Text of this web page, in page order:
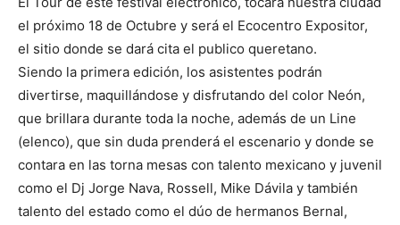
el próximo 18 de Octubre y será el Ecocentro Expositor,
el sitio donde se dará cita el publico queretano.
Siendo la primera edición, los asistentes podrán
divertirse, maquillándose y disfrutando del color Neón,
que brillara durante toda la noche, además de un Line
(elenco), que sin duda prenderá el escenario y donde se
contara en las torna mesas con talento mexicano y juvenil
como el Dj Jorge Nava, Rossell, Mike Dávila y también
talento del estado como el dúo de hermanos Bernal,